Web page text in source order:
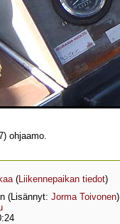
ohjaamo.
(Liikennepaikan tiedot)
(Lisännyt: Jorma Toivonen)